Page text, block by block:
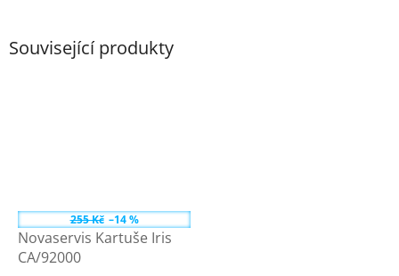
Související produkty
255 Kč –14 %
Novaservis Kartuše Iris
CA/92000